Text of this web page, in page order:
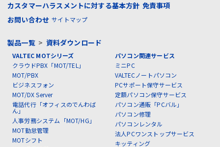
カスタマーハラスメントに対する基本方針 免責事項
お問い合わせ サイトマップ
製品一覧> 資料ダウンロード
VALTEC MOTシリーズ
クラウドPBX「MOT/TEL」
MOT/PBX
ビジネスフォン
MOT/DX Server
電話代行「オフィスのでんわば
ん」
人事労務システム「MOT/HG」
MOT勤怠管理
MOTシフト
パソコン関連サービス
ミニPC
VALTECノートパソコン
PCサポート保守サービス
定額パソコン保守サービス
パソコン通販「PCバル」
パソコン修理
パソコンレンタル
法人PCワンストップサービス
キッティング